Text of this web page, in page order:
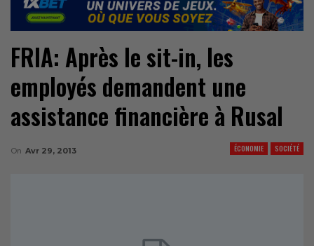
FRIA: Après le sit-in, les
employés demandent une
assistance financière à Rusal
ÉCONOMIE SOCIÉTÉ
On Avr 29, 2013